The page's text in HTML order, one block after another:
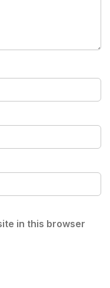
in this browser